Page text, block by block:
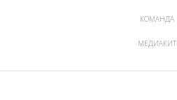
КОМАНДА
МЕДИАКИТ